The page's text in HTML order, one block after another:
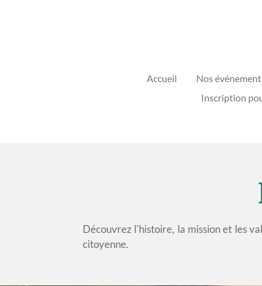
Accueil Nos
Inscription
Découvrez l'histoire, la mission et les
citoyenne.